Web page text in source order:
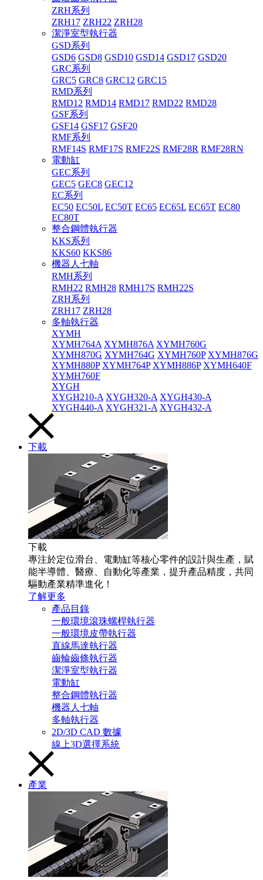
ZRH系列
ZRH17 ZRH22 ZRH28
潔淨室型執行器
GSD系列
GSD6 GSD8 GSD10 GSD14 GSD17 GSD20
GRC系列
GRC5 GRC8 GRC12 GRC15
RMD系列
RMD12 RMD14 RMD17 RMD22 RMD28
GSF系列
GSF14 GSF17 GSF20
RMF系列
RMF14S RMF17S RMF22S RMF28R RMF28RN
電動缸
GEC系列
GEC5 GEC8 GEC12
EC系列
EC50 EC50L EC50T EC65 EC65L EC65T EC80
EC80T
整合鋼體執行器
KKS系列
KKS60 KKS86
機器人七軸
RMH系列
RMH22 RMH28 RMH17S RMH22S
ZRH系列
ZRH17 ZRH28
多軸執行器
XYMH
XYMH764A XYMH876A XYMH760G
XYMH870G XYMH764G XYMH760P XYMH876G
XYMH880P XYMH764P XYMH886P XYMH640F
XYMH760F
XYGH
XYGH210-A XYGH320-A XYGH430-A
XYGH440-A XYGH321-A XYGH432-A
下載
下載
專注於定位滑台、電動缸等核心零件的設計與生產，賦
能半導體、醫療、自動化等產業，提升產品精度，共同
驅動產業精準進化！
了解更多
產品目錄
一般環境滾珠螺桿執行器
一般環境皮帶執行器
直線馬達執行器
齒輪齒條執行器
潔淨室型執行器
電動缸
整合鋼體執行器
機器人七軸
多軸執行器
2D/3D CAD 數據
線上3D選擇系統
產業